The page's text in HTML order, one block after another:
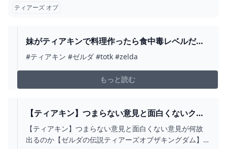
ティアーズ オブ
妹がティアキンで料理作ったら食中毒レベルだっ
た - YOUTUBE
#ティアキン #ゼルダ #totk #zelda
もっと読む
【ティアキン】つまらない意見と面白くないクソ
ゲー評価と賛否出るのか考える【ゼルダの伝説テ
ィアーズオブザキングダム】 - 【遊戯王 最新情
【ティアキン】つまらない意見と面白くない意見が何故
出るのか【ゼルダの伝説ティアーズオブザキングダム】